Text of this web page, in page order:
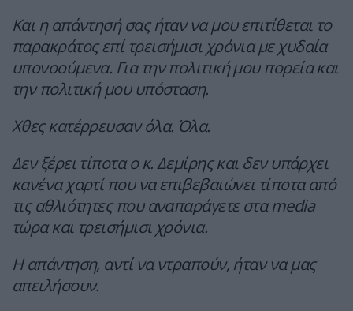
Και η απάντησή σας ήταν να μου επιτίθεται το
παρακράτος επί τρεισήμισι χρόνια με χυδαία
υπονοούμενα. Για την πολιτική μου πορεία και
την πολιτική μου υπόσταση.
Χθες κατέρρευσαν όλα. Όλα.
Δεν ξέρει τίποτα ο κ. Δεμίρης και δεν υπάρχει
κανένα χαρτί που να επιβεβαιώνει τίποτα από
τις αθλιότητες που αναπαράγετε στα media
τώρα και τρεισήμισι χρόνια.
Η απάντηση, αντί να ντραπούν, ήταν να μας
απειλήσουν.